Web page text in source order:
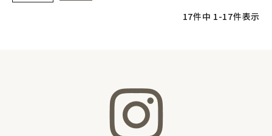
17件中 1-17件表示